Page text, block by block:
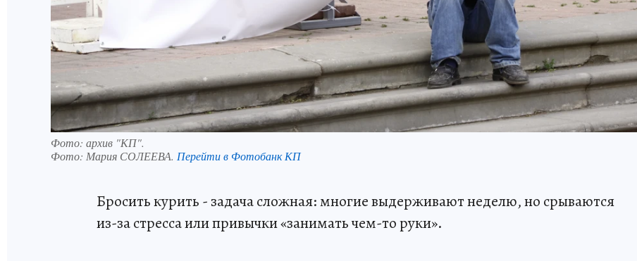
Фото: архив "КП".
Фото: Мария СОЛЕЕВА. Перейти в Фотобанк КП
Бросить курить - задача сложная: многие выдерживают неделю, но срываются
из-за стресса или привычки «занимать чем-то руки».